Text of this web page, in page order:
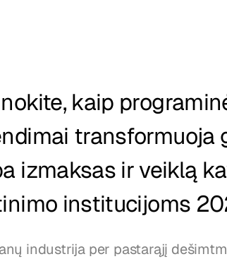
kaip
transformuoja
izmaksas ir veiklą
institucijoms
industrija per pastarąjį